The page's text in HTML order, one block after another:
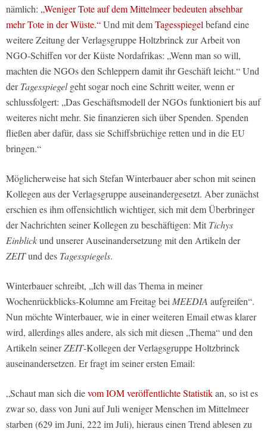
nämlich: „Weniger Tote auf dem Mittelmeer bedeuten absehbar
mehr Tote in der Wüste.“Und mit demTagesspiegel befand eine
weitere Zeitung der Verlagsgruppe Holtzbrinck zur Arbeit von
NGO-Schiffen vor der Küste Nordafrikas: „Wenn man so will,
machten die NGOs den Schleppern damit ihr Geschäft leicht.“ Und
derTagesspiegelgeht sogar noch eine Schritt weiter, wenn er
schlussfolgert: „Das Geschäftsmodell der NGOs funktioniert bis auf
weiteres nicht mehr. Sie finanzieren sich über Spenden. Spenden
fließen aber dafür, dass sie Schiffsbrüchige retten und in die EU
bringen.“
Möglicherweise hat sich Stefan Winterbauer aber schon mit seinen
Kollegen aus der Verlagsgruppe auseinandergesetzt. Aber zunächst
erschien es ihm offensichtlich wichtiger, sich mit dem Überbringer
der Nachrichten seiner Kollegen zu beschäftigen: Mit Tichys
Einblickund unserer Auseinandersetzung mit den Artikeln der
ZEITund des Tagesspiegels.
Winterbauer schreibt, „Ich will das Thema in meiner
Wochenrückblicks-Kolumne am Freitag bei MEEDIA aufgreifen“.
Nun möchte Winterbauer, wie in einer weiteren Email etwas klarer
wird, allerdings alles andere, als sich mit diesen „Thema“ und den
Artikeln seinerZEIT-Kollegen der Verlagsgruppe Holtzbrinck
auseinandersetzen. Er fragt im seiner ersten Email:
„Schaut man sich dievom IOM veröffentlichte Statistikan, so ist es
zwar so, dass von Juni auf Juli weniger Menschen im Mittelmeer
starben (629 im Juni, 222 im Juli), hieraus einen Trend ablesen zu